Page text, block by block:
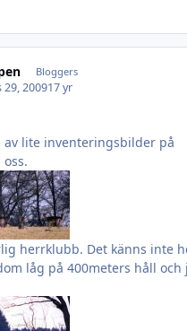
Bloggers
29, 200917 yr
av lite inventeringsbilder på
herrklubb. Det känns inte
låg på 400meters håll och